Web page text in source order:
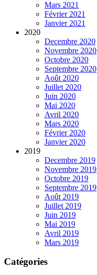
Mars 2021
Février 2021
Janvier 2021
2020
Decembre 2020
Novembre 2020
Octobre 2020
Septembre 2020
Août 2020
Juillet 2020
Juin 2020
Mai 2020
Avril 2020
Mars 2020
Février 2020
Janvier 2020
2019
Decembre 2019
Novembre 2019
Octobre 2019
Septembre 2019
Août 2019
Juillet 2019
Juin 2019
Mai 2019
Avril 2019
Mars 2019
Catégories